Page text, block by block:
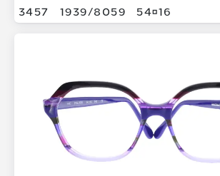
3457 1939/8059 5416